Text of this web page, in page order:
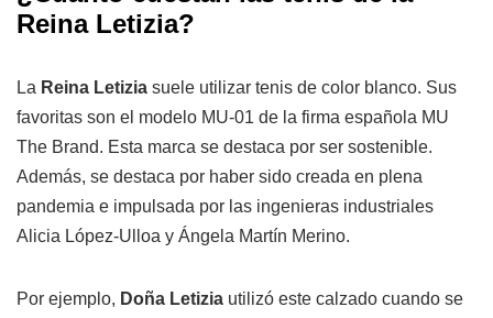
Reina Letizia?
La Reina Letizia suele utilizar tenis de color blanco. Sus
favoritas son el modelo MU-01 de la firma española MU
The Brand. Esta marca se destaca por ser sostenible.
Además, se destaca por haber sido creada en plena
pandemia e impulsada por las ingenieras industriales
Alicia López-Ulloa y Ángela Martín Merino.
Por ejemplo, Doña Letizia utilizó este calzado cuando se